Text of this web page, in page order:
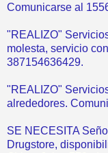
Comunicarse al
"REALIZO"
molesta, servicio
387154636429.
"REALIZO"
alrededores.
SE NECESITA
Drugstore,